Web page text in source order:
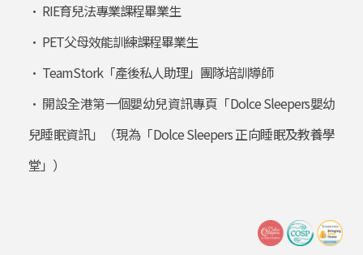
• RIE育兒法專業課程畢業生
• PET父母效能訓練課程畢業生
• TeamStork「產後私人助理」團隊培訓導師
• 開設全港第一個嬰幼兒資訊專頁「Dolce Sleepers嬰幼
兒睡眠資訊」（現為「Dolce Sleepers 正向睡眠及教養學
堂」）